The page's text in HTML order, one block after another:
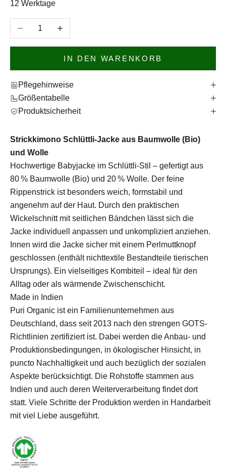
12 Werktage
Anzahl verringernAnzahl erhöhen
IN DEN WARENKORB
Pflegehinweise
Größentabelle
Produktsicherheit
Strickkimono Schlüttli-Jacke aus Baumwolle (Bio)
und Wolle
Hochwertige Babyjacke im Schlüttli-Stil – gefertigt aus
80 % Baumwolle (Bio) und 20 % Wolle. Der feine
Rippenstrick ist besonders weich, formstabil und
angenehm auf der Haut. Durch den praktischen
Wickelschnitt mit seitlichen Bändchen lässt sich die
Jacke individuell anpassen und unkompliziert anziehen.
Innen wird die Jacke sicher mit einem Perlmuttknopf
geschlossen (enthält nichttextile Bestandteile tierischen
Ursprungs). Ein vielseitiges Kombiteil – ideal für den
Alltag oder als wärmende Zwischenschicht.
Made in Indien
Puri Organic ist ein Familienunternehmen aus
Deutschland, dass seit 2013 nach den strengen GOTS-
Richtlinien zertifiziert ist. Dabei werden die Anbau- und
Produktionsbedingungen, in ökologischer Hinsicht, in
puncto Nachhaltigkeit und auch bezüglich der sozialen
Aspekte berücksichtigt. Die Rohstoffe stammen aus
Indien und auch deren Weiterverarbeitung findet dort
statt. Viele Schritte der Produktion werden in Handarbeit
mit viel Liebe ausgeführt.